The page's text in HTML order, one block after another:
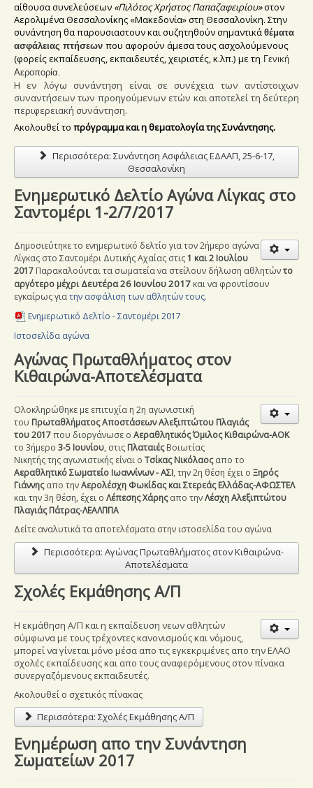
αίθουσα συνελεύσεων «Πιλότος Χρήστος Παπαζαφειρίου»στον
Αερολιμένα Θεσσαλονίκης «Μακεδονία» στη Θεσσαλονίκη. Στην
συνάντηση θα παρουσιαστουν και συζητηθούν σημαντικά θέματα
ασφάλειας πτήσεων που αφορούν άμεσα τους ασχολούμενους
(φορείς εκπαίδευσης, εκπαιδευτές, χειριστές, κ.λπ.) με τη Γενική
Αεροπορία.
Η εν λόγω συνάντηση είναι σε συνέχεια των αντίστοιχων
συναντήσεων των προηγούμενων ετών και αποτελεί τη δεύτερη
περιφερειακή συνάντηση.
Ακολουθεί το πρόγραμμα και η θεματολογία της Συνάντησης.
Περισσότερα: Συνάντηση Ασφάλειας ΕΔΑΑΠ, 25-6-17,
Θεσσαλονίκη
Ενημερωτικό Δελτίο Αγώνα Λίγκας στο
Σαντομέρι 1-2/7/2017
Δημοσιεύτηκε το ενημερωτικό δελτίο για τον 2ήμερο αγώνα
Λίγκας στο Σαντομέρι Δυτικής Αχαίας στις1 και 2 Ιουλίου
2017 Παρακαλούνται τα σωματεία να στείλουν δήλωση αθλητώντο
αργότερο μέχριΔευτέρα 26 Ιουνίου 2017 και να φροντίσουν
εγκαίρως γιατην ασφάλιση των αθλητών τους.
Ενημερωτικό Δελτίο - Σαντομέρι2017
Ιστοσελίδα αγώνα
Αγώνας Πρωταθλήματος στον
Κιθαιρώνα-Αποτελέσματα
Ολοκληρώθηκε με επιτυχία η 2η αγωνιστική
του Πρωταθλήματος Αποστάσεων Αλεξιπτώτου Πλαγιάς
του 2017που διοργάνωσε ο Αεραθλητικός Όμιλος Κιθαιρώνα-ΑΟΚ
το 3ήμερο 3-5 Ιουνίου, στις ΠλαταιέςΒοιωτίας
Νικητής της αγωνιστικής είναι ο Τσίκας Νικόλαοςαπο το
Αεραθλητικό Σωματείο Ιωαννίνων - ΑΣΙ, την 2η θέση έχει ο Ξηρός
Γιάννης απο τηνΑερολέσχη Φωκίδας και Στερεάς Ελλάδας-ΑΦΩΣΤΕΛ
καιτην 3η θέση, έχει ο Λέπεσης Χάρηςαπο τηνΛέσχη Αλεξιπτώτου
Πλαγιάς Πάτρας-ΛΕΑΛΠΠΑ
Δείτε αναλυτικά τα αποτελέσματα στην ιστοσελίδα του αγώνα
Περισσότερα: Αγώνας Πρωταθλήματος στον Κιθαιρώνα-
Αποτελέσματα
Σχολές Εκμάθησης Α/Π
Η εκμάθηση Α/Π και η εκπαίδευση νεων αθλητών
σύμφωνα με τους τρέχοντες κανονισμούς και νόμους,
μπορεί να γίνεται μόνο μέσα απο τις εγκεκριμένες απο την ΕΛΑΟ
σχολές εκπαίδευσης και απο τους αναφερόμενους στον πίνακα
συνεργαζόμενους εκπαιδευτές.
Ακολουθεί ο σχετικός πίνακας
Περισσότερα: Σχολές Εκμάθησης Α/Π
Ενημέρωση απο την Συνάντηση
Σωματείων 2017